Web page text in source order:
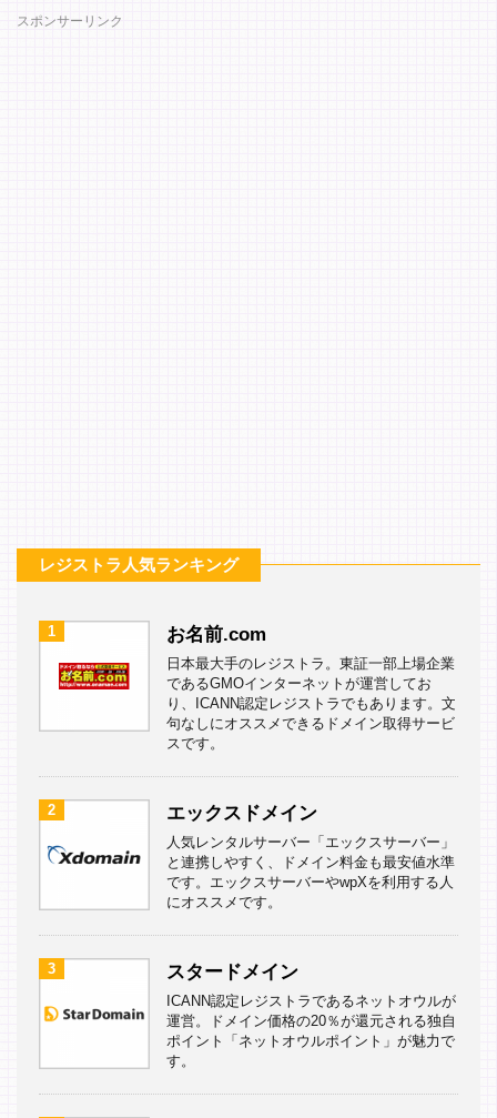
スポンサーリンク
レジストラ人気ランキング
1 お名前.com
日本最大手のレジストラ。東証一部上場企業
であるGMOインターネットが運営してお
り、ICANN認定レジストラでもあります。文
句なしにオススメできるドメイン取得サービ
スです。
2 エックスドメイン
人気レンタルサーバー「エックスサーバー」
と連携しやすく、ドメイン料金も最安値水準
です。エックスサーバーやwpXを利用する人
にオススメです。
3 スタードメイン
ICANN認定レジストラであるネットオウルが
運営。ドメイン価格の20％が還元される独自
ポイント「ネットオウルポイント」が魅力で
す。